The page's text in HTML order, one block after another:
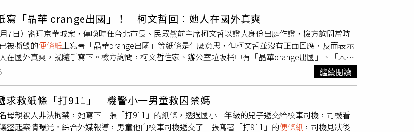
喘住院，每次熱痙攣也會住院好幾天，一直以來都是她獨自帶著孩子跑醫院，某次兒子腸病毒，她整整
願意請假來幫忙照顧孩子一個晚上，「為了跟小三在租屋處恩愛，（卻能）特地請假從屏東跑回台
身體不舒服、住院，經常請假而沒了工作，如今卻說我無心工作」。人妻透露，她明白軍中生活乏
受訓之餘去聚餐、外宿，希望對方有時間和空間能放鬆，而她還會幫丈夫及友人準備烤肉食材，分裝
他怎麼擺放到保麗龍盒裡，當丈夫結訓喊累、躲在房間休息時，她擔心會吵到丈夫，只能讓孩子待在
妻指出，丈夫不知從何時開始，會找各種理由外出，例如聲稱說要運動，卻半夜才回家，或是撒謊說
際上是偷偷在跟小三打電話，或與小三出門旅遊；而孩子也因為自己的爸爸外遇一事而開始食慾不振、
出「爸爸都不接我電話」、「我的爸爸都不理我」等話。人妻也感嘆，「我心疼他（兒子）的懂事成
安慰我」、「原本好好的家庭，原本愛家、愛小孩、愛老婆，如今卻是傷害我們最深最深的人」、
都推到我頭上」、「你跟小三膩在一起出遊的時候，為什麼不回去看你爸媽當孝子？」最後，人妻提
機車拿走，讓她無法好好接送小孩，「一個受訓認識半年的女人，就能讓你不要老婆、不要小孩，連
寫「晶華 orange出國」！ 柯文哲回：她人在國外真爽
7日）審理京華城案，傳喚時任台北市長、民眾黨前主席柯文哲以證人身份出庭作證，檢方詢問當時
被撕毀的便條紙上寫著「晶華orange出國」等紙條是什麼意思，但柯文哲並沒有正面回應，反而表示
在國外真爽，就隨手寫下。檢方詢問，柯文哲住家、辦公室垃圾桶中有「晶華orange出國」、「木可
帳本？自我檢查」等紙條代表何意，並是否為柯文哲所寫。柯文哲表示，當時覺得許芷瑜（橘子）人
用面對國內紛擾，是隨手寫下的，且晶華也寫錯，而許回國他都不知道，怎會知道她何時出國。另外，
瑜只是負責買便當，不用管大筆錢，真正負責管錢的是李文宗，且柯也表示根本不知道木可公關公司有
內帳、有無洩露？帳本？自我檢查」根本沒有代表任何意義。
繼續閱讀
求救紙條「打911」 機警小一男童救囚禁媽
母親被人非法拘禁，她寫下一張「打911」的紙條，透過國小一年級的兒子遞交給校車司機，司機看
整起案情曝光。綜合外媒報導，男童他向校車司機遞交了一張寫著「打911」的便條紙 ，司機見狀後